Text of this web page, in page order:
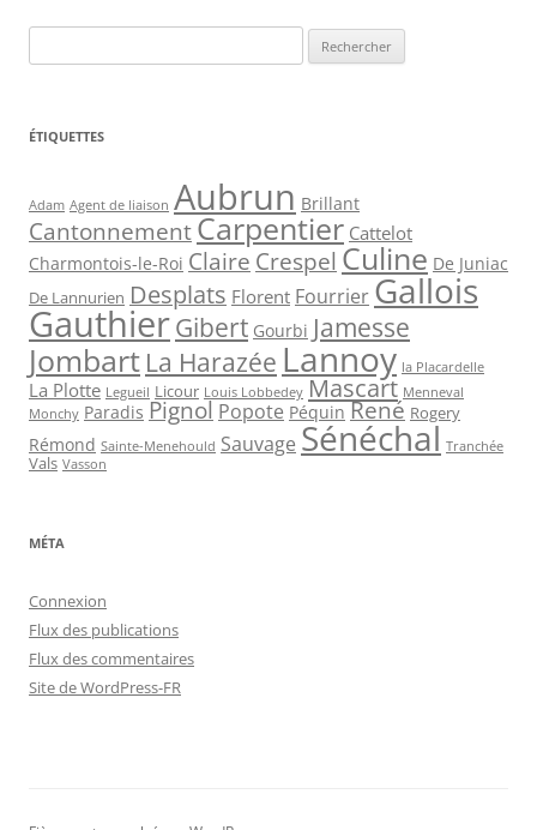
ÉTIQUETTES
Adam Agent de liaison Aubrun Brillant
CantonnementCarpentier Cattelot
Charmontois-le-Roi Claire Crespel Culine De Juniac
De Lannurien Desplats Florent FourrierGallois
GauthierGibert Gourbi Jamesse
Jombart La Harazée Lannoy la Placardelle
La Plotte Legueil Licour Louis Lobbedey Mascart Menneval
Monchy Paradis Pignol Popote Péquin René Rogery
Rémond Sainte-Menehould Sauvage Sénéchal Tranchée
Vals Vasson
MÉTA
Connexion
Flux des publications
Flux des commentaires
Site de WordPress-FR